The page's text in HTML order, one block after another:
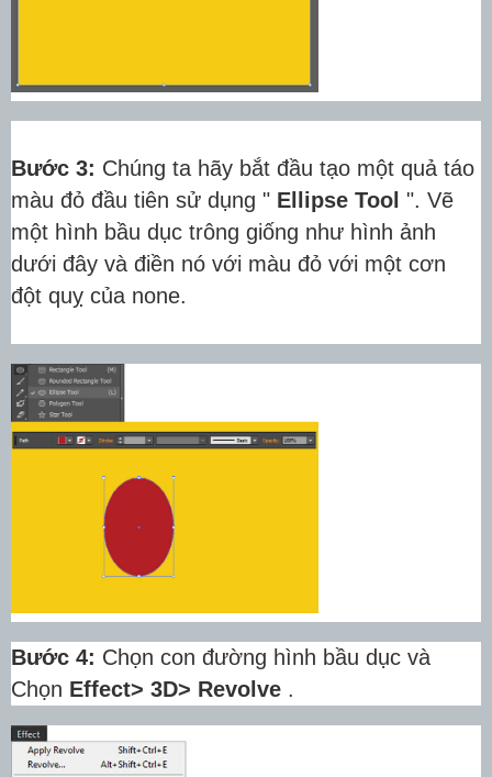
Bước 3: Chúng ta hãy bắt đầu tạo một quả táo
màu đỏ đầu tiên sử dụng " Ellipse Tool ". Vẽ
một hình bầu dục trông giống như hình ảnh
dưới đây và điền nó với màu đỏ với một cơn
đột quỵ của none.
Bước 4: Chọn con đường hình bầu dục và
Chọn Effect> 3D> Revolve .